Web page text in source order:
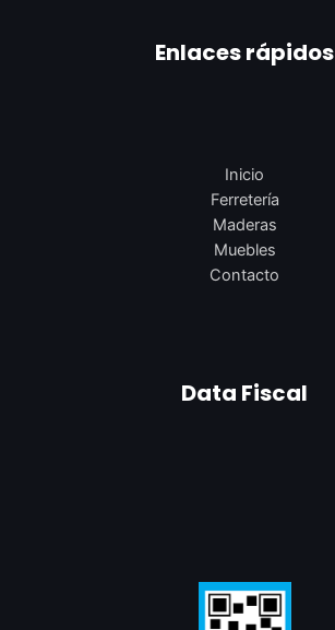
Enlaces rápidos
Inicio
Ferretería
Maderas
Muebles
Contacto
Data Fiscal